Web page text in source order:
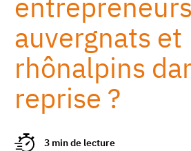
auvergnats et
rhônalpins
reprise ?
3 min de lecture